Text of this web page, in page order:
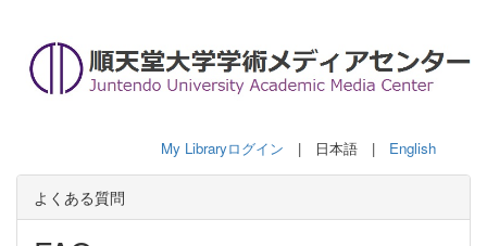
My Libraryログイン | 日本語 | English
よくある質問